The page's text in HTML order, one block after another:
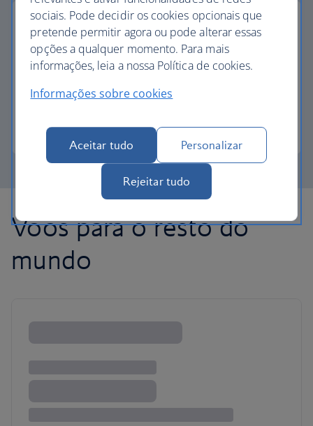
pagamento parcial com avios
Reduza o custo do seu próximo voo com Avios.
Saiba mais sobre o pagamento parcial
Voos para o resto do
mundo
sociais. Pode decidir os cookies opcionais que
pretende permitir agora ou pode alterar essas
opções a qualquer momento. Para mais
informações, leia a nossa Política de cookies.
Informações sobre cookies
Aceitar tudo Personalizar
Rejeitar tudo